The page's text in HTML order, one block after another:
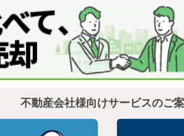
不動産会社様向けサービスのご